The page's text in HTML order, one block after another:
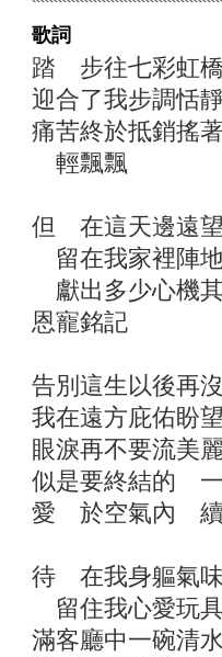
歌詞
踏 步往七彩虹
迎合了我步調恬
痛苦終於抵銷搖
輕飄飄
但 在這天邊遠
留在我家裡陣
獻出多少心機
恩寵銘記
告別這生以後再
我在遠方庇佑盼
眼淚再不要流美
似是要終結的
愛 於空氣內
待 在我身軀氣
留住我心愛玩
滿客廳中一碗清